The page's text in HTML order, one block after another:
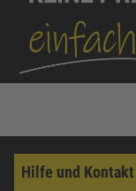
Hilfe und Kontakt